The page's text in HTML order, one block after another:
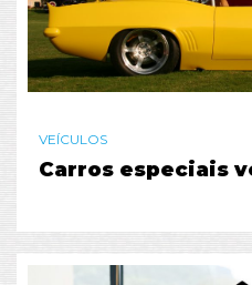
VEÍCULOS
Carros especiais